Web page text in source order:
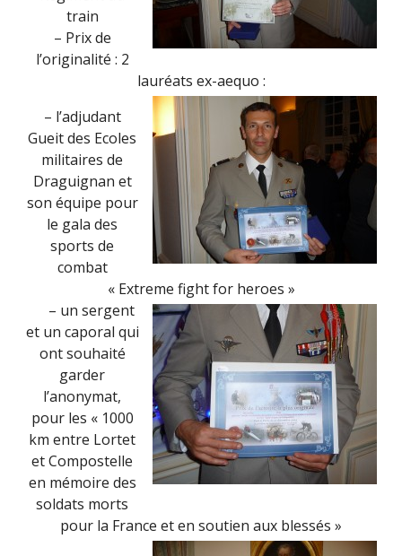
train
– Prix de
l’originalité : 2
lauréats ex-aequo :
– l’adjudant
Gueit des Ecoles
militaires de
Draguignan et
son équipe pour
le gala des
sports de
combat
« Extreme fight for heroes »
– un sergent
et un caporal qui
ont souhaité
garder
l’anonymat,
pour les « 1000
km entre Lortet
et Compostelle
en mémoire des
soldats morts
pour la France et en soutien aux blessés »